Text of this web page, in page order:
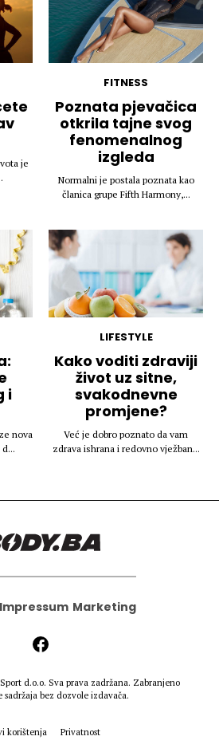
je
FITNESS
Poznata pjevačica
otkrila tajne svog
fenomenalnog
izgleda
Normalni je postala poznata kao
članica grupe Fifth Harmony,...
i
nova
LIFESTYLE
Kako voditi zdraviji
život uz sitne,
svakodnevne
promjene?
Već je dobro poznato da vam
zdrava ishrana i redovno vježban...
Impressum Marketing
d.o.o. Sva prava zadržana. Zabranjeno
sadržaja bez dozvole izdavača.
korištenja Privatnost